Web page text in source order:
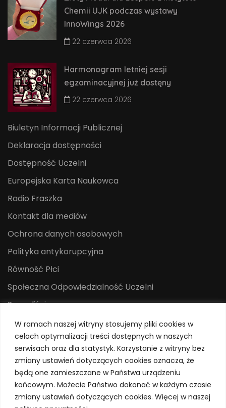
W ramach naszej witryny stosujemy pliki cookies w
celach optymalizacji treści dostępnych w naszych
serwisach oraz dla statystyk. Korzystanie z witryny bez
zmiany ustawień dotyczących cookies oznacza, że
będą one zamieszczane w Państwa urządzeniu
końcowym. Możecie Państwo dokonać w każdym czasie
zmiany ustawień dotyczących cookies. Więcej w naszej
Chemii UJK podczas wystawy
InnoWings 2026
22 czerwca 2026
Harmonogram letniej sesji
egzaminacyjnej już dostęny
22 czerwca 2026
Biuletyn Informacji Publicznej
Deklaracja dostępności
Dostępność Uczelni
Europejska Karta Naukowca
Radio Fraszka
Kontakt dla mediów
Ochrona danych osobowych
Polityka antykorupcyjna
Równość Płci
Społeczna Odpowiedzialność Uczelni
Sygnaliści
Centrum Mediów i Promocji
System Identyfikacji Wizualnej
Polityka prywatności